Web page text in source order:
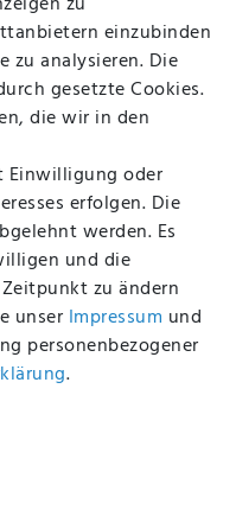
MIT
einzubinden
zu analysieren. Die
gesetzte Cookies.
die wir in den
Einwilligung oder
erfolgen. Die
werden. Es
und die
zu ändern
unser Impressum und
personenbezogener
.